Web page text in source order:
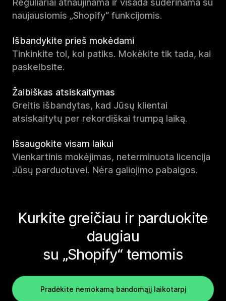
Reguliariai atnaujinama ir visada suderinama su
naujausiomis „Shopify“ funkcijomis.
Išbandykite prieš mokėdami
Tinkinkite tol, kol patiks. Mokėkite tik tada, kai
paskelbsite.
Žaibiškas atsiskaitymas
Greitis išbandytas, kad Jūsų klientai
atsiskaitytų per rekordiškai trumpą laiką.
Išsaugokite visam laikui
Vienkartinis mokėjimas, neterminuota licencija
Jūsų parduotuvei. Nėra galiojimo pabaigos.
Kurkite greičiau ir parduokite
daugiau
su „Shopify“ temomis
Pradėkite nemokamą bandomąjį laikotarpį